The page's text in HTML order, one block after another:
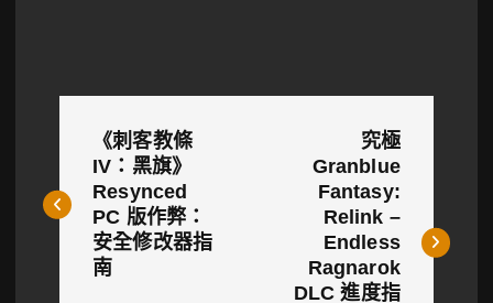
導
《刺客教條
IV：黑旗》
Resynced
PC 版作弊：
安全修改器指
南
究極
Granblue
Fantasy:
Relink –
Endless
Ragnarok
DLC 進度指